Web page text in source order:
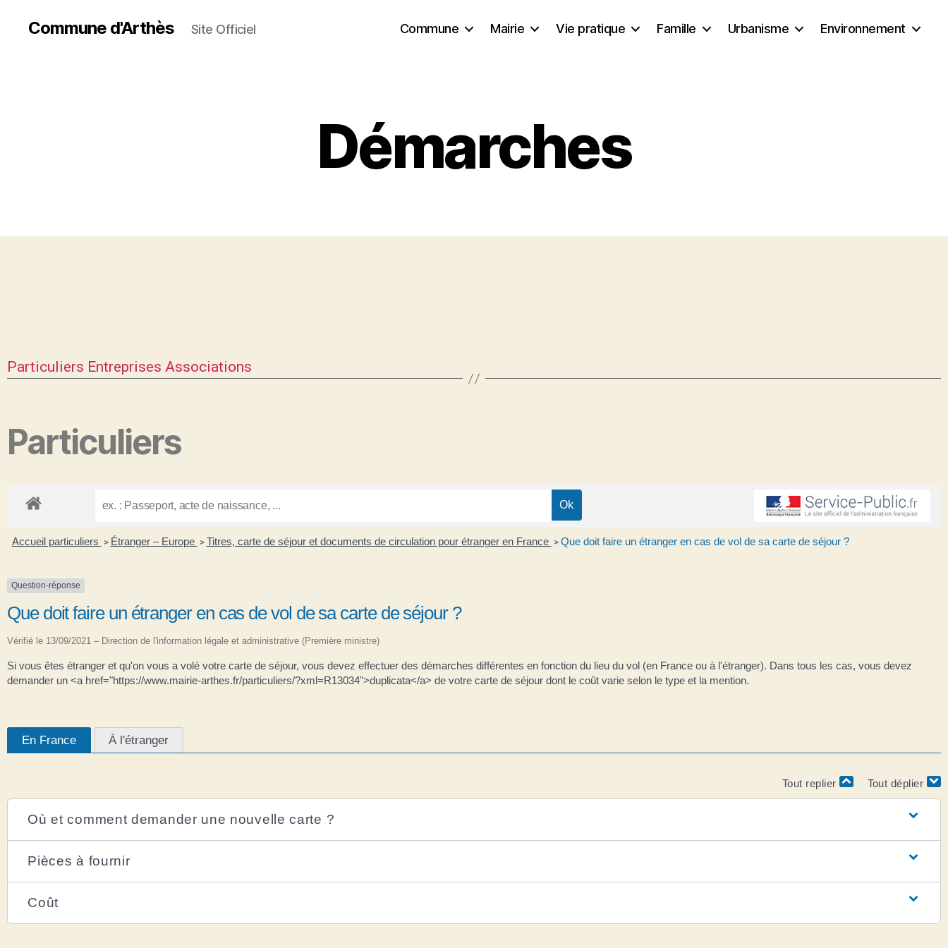
Commune d'Arthès Site Officiel Commune Mairie Vie pratique Famille Urbanisme Environnement
Démarches
Particuliers Entreprises Associations
Particuliers
Accueil particuliers > Étranger – Europe > Titres, carte de séjour et documents de circulation pour étranger en France > Que doit faire un étranger en cas de vol de sa carte de séjour ?
Question-réponse
Que doit faire un étranger en cas de vol de sa carte de séjour ?
Vérifié le 13/09/2021 – Direction de l'information légale et administrative (Première ministre)
Si vous êtes étranger et qu'on vous a volé votre carte de séjour, vous devez effectuer des démarches différentes en fonction du lieu du vol (en France ou à l'étranger). Dans tous les cas, vous devez
demander un <a href="https://www.mairie-arthes.fr/particuliers/?xml=R13034">duplicata</a> de votre carte de séjour dont le coût varie selon le type et la mention.
En France À l'étranger
Tout replier Tout déplier
Où et comment demander une nouvelle carte ?
Pièces à fournir
Coût